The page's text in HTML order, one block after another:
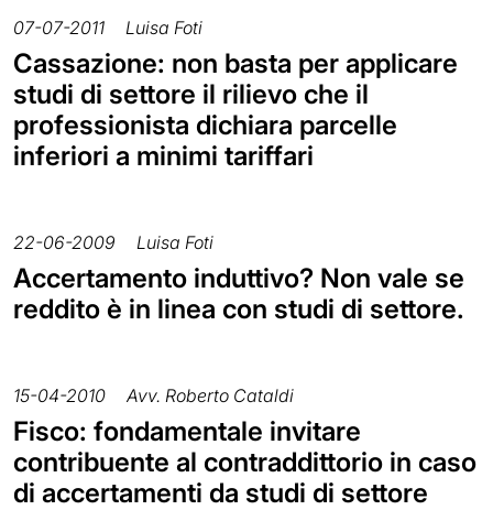
07-07-2011 Luisa Foti
Cassazione: non basta per applicare
studi di settore il rilievo che il
professionista dichiara parcelle
inferiori a minimi tariffari
22-06-2009 Luisa Foti
Accertamento induttivo? Non vale se
reddito è in linea con studi di settore.
15-04-2010 Avv. Roberto Cataldi
Fisco: fondamentale invitare
contribuente al contraddittorio in caso
di accertamenti da studi di settore